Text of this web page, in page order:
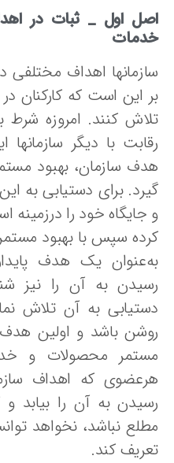
اول _ ثبات در
اهداف‌ مختلفی
این است که‌ کارکنان‌ در
کنند. امروزه شرط
با دیگر سازمانها
سازمان،‌ بهبود
برای دستیابی به این
خود را درزمینه‌
سپس‌ با بهبود مستمر
یک‌ هدف‌ پایدار
به‌ آن‌ را نیز
به‌ آن‌ تلاش‌
باشد و اولین هدف در
محصولات‌ و
که‌ اهداف سازمان
به‌ آن‌ را بیابد و
نباشد، نخواهد
کند.